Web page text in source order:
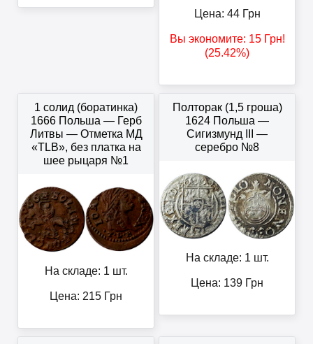
Цена: 44Грн
Вы экономите: 15Грн!
(25.42%)
1 солид (боратинка)
1666 Польша — Герб
Литвы — Отметка МД
«TLB», без платка на
шее рыцаря №1
На складе: 1 шт.
Цена: 215 Грн
Полторак (1,5 гроша)
1624 Польша —
Сигизмунд III —
серебро №8
На складе: 1 шт.
Цена: 139 Грн